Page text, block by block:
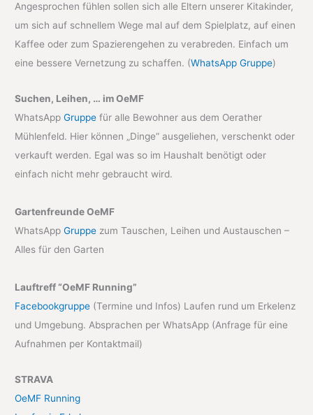
Angesprochen fühlen sollen sich alle Eltern unserer Kitakinder,
um sich auf schnellem Wege mal auf dem Spielplatz, auf einen
Kaffee oder zum Spazierengehen zu verabreden. Einfach um
eine bessere Vernetzung zu schaffen. (WhatsApp Gruppe)
Suchen, Leihen, … im OeMF
WhatsAppGruppe für alle Bewohner aus dem Oerather
Mühlenfeld. Hier können „Dinge“ ausgeliehen, verschenkt oder
verkauft werden. Egal was so im Haushalt benötigt oder
einfach nicht mehr gebraucht wird.
Gartenfreunde OeMF
WhatsAppGruppe zum Tauschen, Leihen und Austauschen –
Alles für den Garten
Lauftreff “OeMF Running”
Facebookgruppe (Termine und Infos) Laufen rund um Erkelenz
und Umgebung. Absprachen per WhatsApp (Anfrage für eine
Aufnahmen per Kontaktmail)
STRAVA
OeMF Running